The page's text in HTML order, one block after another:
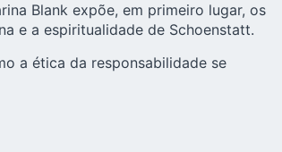
Blank expõe, em primeiro lugar, os
e a espiritualidade de Schoenstatt.
a ética da responsabilidade se